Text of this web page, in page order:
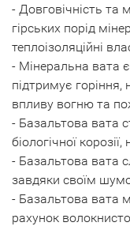
- Довговічність та
гірських порід
теплоізоляційні
- Мінеральна
підтримує
впливу вогню та
- Базальтова вата
біологічної
- Базальтова вата
завдяки своїм
- Базальтова вата
рахунок